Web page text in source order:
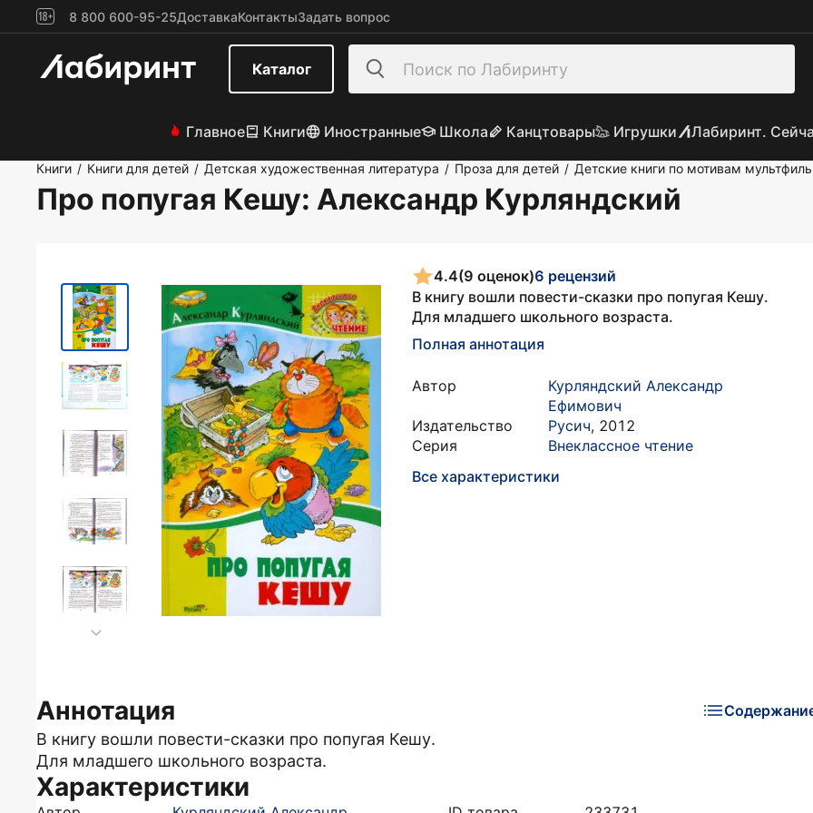
8 800 600-95-25ДоставкаКонтактыЗадать вопрос
Каталог
Главное Книги Иностранные Школа Канцтовары Игрушки Лабиринт.
Книги / Книги для детей / Детская художественная литература / Проза для детей / Детские книги по мотивам
Про попугая Кешу: Александр Курляндский
4.4(9 оценок)6 рецензий
В книгу вошли повести-сказки про попугая Кешу.
Для младшего школьного возраста.
Полная аннотация
Автор
Курляндский Александр
Ефимович
Издательство
Русич, 2012
Серия
Внеклассное чтение
Все характеристики
Аннотация
В книгу вошли повести-сказки про попугая Кешу.
Для младшего школьного возраста.
Характеристики